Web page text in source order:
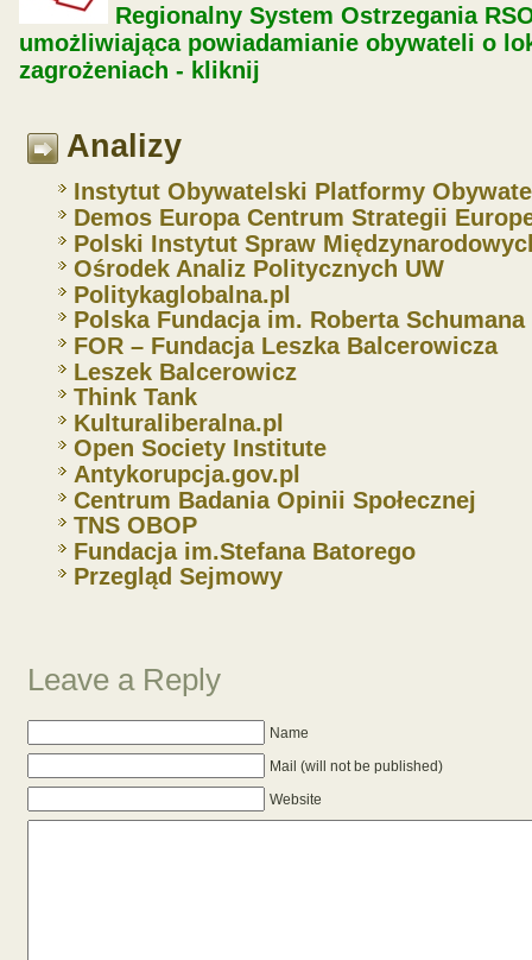
Regionalny System Ostrzegania
umożliwiająca powiadamianie obywateli o
zagrożeniach - kliknij
Analizy
Instytut Obywatelski Platformy
Demos Europa Centrum Strategii
Polski Instytut Spraw
Ośrodek Analiz Politycznych UW
Politykaglobalna.pl
Polska Fundacja im. Roberta Schumana
FOR – Fundacja Leszka Balcerowicza
Leszek Balcerowicz
Think Tank
Kulturaliberalna.pl
Open Society Institute
Antykorupcja.gov.pl
Centrum Badania Opinii Społecznej
TNS OBOP
Fundacja im.Stefana Batorego
Przegląd Sejmowy
Leave a Reply
Name
Mail (will not be published)
Website